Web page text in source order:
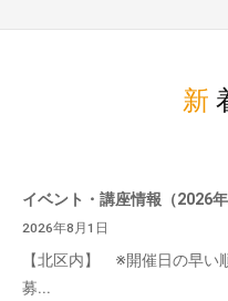
イベント・講座情報（2026年
2026年8月1日
【北区内】 ※開催日の早い
募...